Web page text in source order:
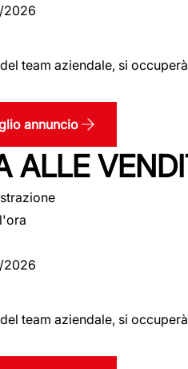
2026
team aziendale, si
annuncio
ALLE
2026
team aziendale, si